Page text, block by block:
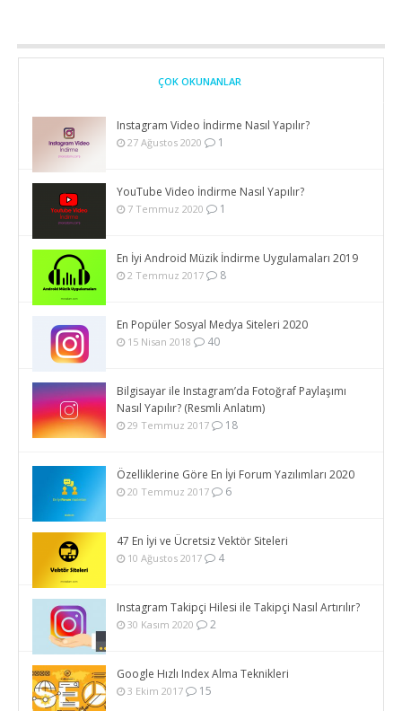
ÇOK OKUNANLAR
Instagram Video İndirme Nasıl Yapılır?
27 Ağustos 2020 1
YouTube Video İndirme Nasıl Yapılır?
7 Temmuz 2020 1
En İyi Android Müzik İndirme Uygulamaları 2019
2 Temmuz 2017 8
En Popüler Sosyal Medya Siteleri 2020
15 Nisan 2018 40
Bilgisayar ile Instagram’da Fotoğraf Paylaşımı
Nasıl Yapılır? (Resmli Anlatım)
29 Temmuz 2017 18
Özelliklerine Göre En İyi Forum Yazılımları 2020
20 Temmuz 2017 6
47 En İyi ve Ücretsiz Vektör Siteleri
10 Ağustos 2017 4
Instagram Takipçi Hilesi ile Takipçi Nasıl Artırılır?
30 Kasım 2020 2
Google Hızlı Index Alma Teknikleri
3 Ekim 2017 15